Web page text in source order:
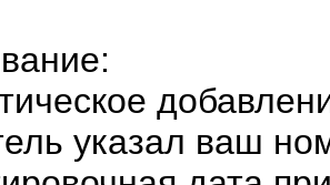
указал ваш